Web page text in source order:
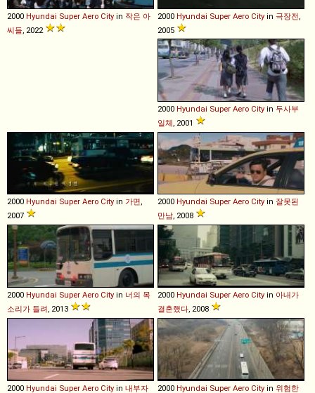
2000 Hyundai Super Aero City in 작은 아
씨들 , 2022
2000 Hyundai Super Aero City in 극장전
2005
2000 Hyundai Super Aero City in 두사부
일체 , 2001
2000 Hyundai Super Aero City in 가면,
2007
2000 Hyundai Super Aero City in 잘못된
만남, 2008
2000 Hyundai Super Aero City in 너의 목
소리가 들려, 2013
2000 Hyundai Super Aero City in 아내가
결혼했다, 2008
2000 Hyundai Super Aero City in 내부자
2000 Hyundai Super Aero City in 위험한